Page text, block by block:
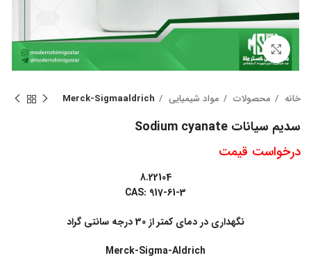
بزرگنمایی تصویر
خانه محصولات مواد شیمیایی Merck-Sigmaaldrich
سدیم سیانات Sodium cyanate
درخواست قیمت
8.22104
CAS: 917-61-3
نگهداری در دمای کمتر از 30 درجه سانتی گراد
Merck-Sigma-Aldrich